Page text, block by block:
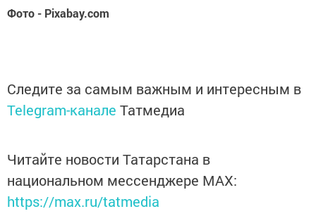
Фото - Pixabay.com
Следите за самым важным и интересным в
Telegram-канале Татмедиа
Читайте новости Татарстана в
национальном мессенджере MАХ:
https://max.ru/tatmedia